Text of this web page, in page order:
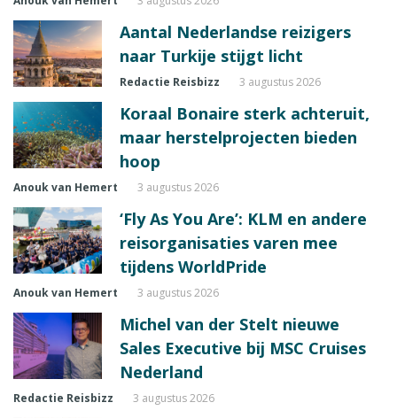
Aantal Nederlandse reizigers
naar Turkije stijgt licht
Redactie Reisbizz 3 augustus 2026
Koraal Bonaire sterk achteruit,
maar herstelprojecten bieden
hoop
Anouk van Hemert 3 augustus 2026
‘Fly As You Are’: KLM en andere
reisorganisaties varen mee
tijdens WorldPride
Anouk van Hemert 3 augustus 2026
Michel van der Stelt nieuwe
Sales Executive bij MSC Cruises
Nederland
Redactie Reisbizz 3 augustus 2026